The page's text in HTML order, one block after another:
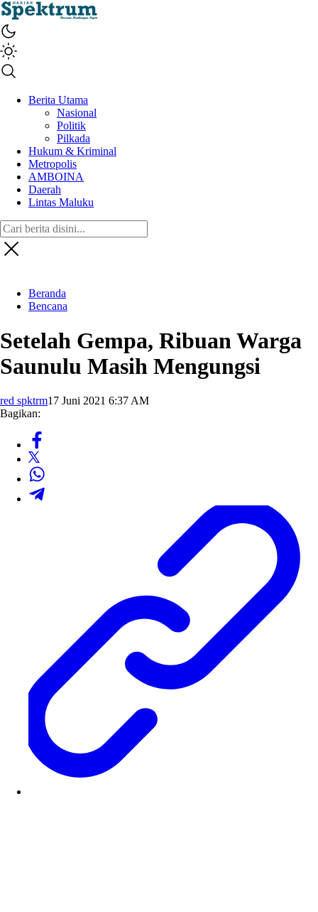
spektrumonline.com
Berita Utama
Nasional
Politik
Pilkada
Hukum & Kriminal
Metropolis
AMBOINA
Daerah
Lintas Maluku
Beranda
Bencana
Setelah Gempa, Ribuan Warga
Saunulu Masih Mengungsi
red spktrm17 Juni 2021 6:37 AM
Bagikan: